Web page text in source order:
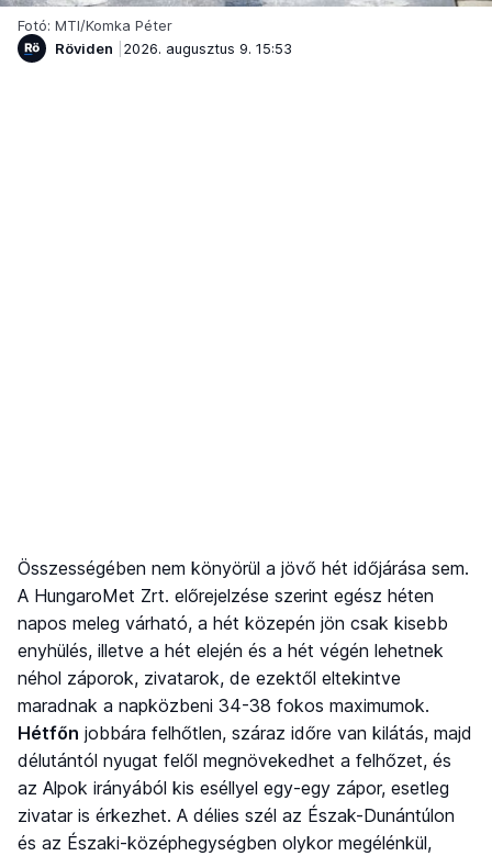
Fotó: MTI/Komka Péter
Röviden
2026. augusztus 9. 15:53
Összességében nem könyörül a jövő hét időjárása sem.
A HungaroMet Zrt. előrejelzése szerint egész héten
napos meleg várható, a hét közepén jön csak kisebb
enyhülés, illetve a hét elején és a hét végén lehetnek
néhol záporok, zivatarok, de ezektől eltekintve
maradnak a napközbeni 34-38 fokos maximumok.
Hétfőn jobbára felhőtlen, száraz időre van kilátás, majd
délutántól nyugat felől megnövekedhet a felhőzet, és
az Alpok irányából kis eséllyel egy-egy zápor, esetleg
zivatar is érkezhet. A délies szél az Észak-Dunántúlon
és az Északi-középhegységben olykor megélénkül,